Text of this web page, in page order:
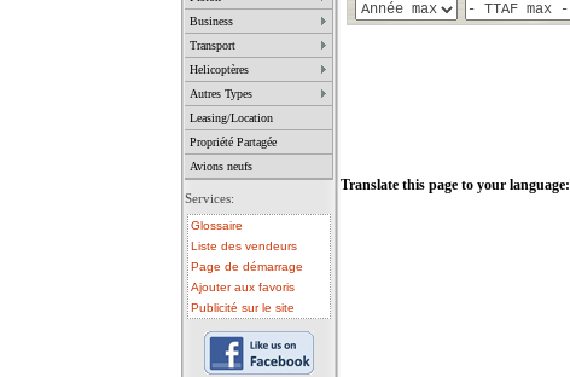
Business
Transport
Helicoptères
Autres Types
Leasing/Location
Propriété Partagée
Avions neufs
Services:
Glossaire
Liste des vendeurs
Page de démarrage
Ajouter aux favoris
Publicité sur le site
Translate this page to your language: